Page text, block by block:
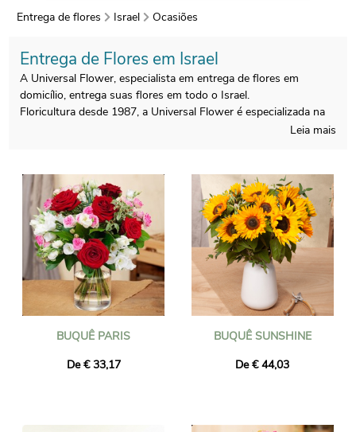
Entrega de flores Israel Ocasiões
Entrega de Flores em Israel
A Universal Flower, especialista em entrega de flores em
domicílio, entrega suas flores em todo o Israel.
Floricultura desde 1987, a Universal Flower é especializada na
endereço de sua escolha, pela floricultura mais próxima do
destinatário. Faça seu pedido antes das 16h e seu buquê será
entregue no dia seguinte, incluindo feriados. Seja qual for o
evento que você está comemorando (nascimento, aniversário,
casamento, agradecimento, etc.), confie na Universal Flower
para uma entrega de flores bem-sucedida!
Leia mais
BUQUÊ PARIS
De € 33,17
BUQUÊ SUNSHINE
De € 44,03